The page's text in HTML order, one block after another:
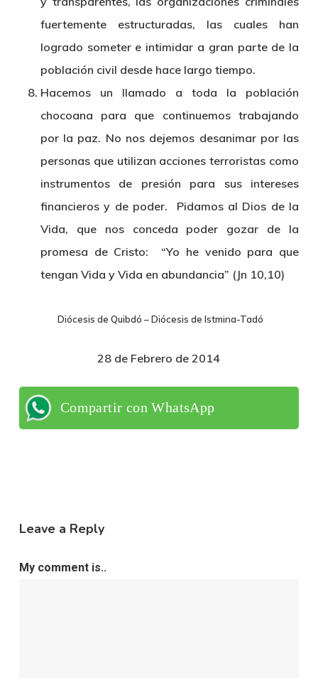
fuertemente estructuradas, las cuales han
logrado someter e intimidar a gran parte de la
población civil desde hace largo tiempo.
Hacemos un llamado a toda la población
chocoana para que continuemos trabajando
por la paz. No nos dejemos desanimar por las
personas que utilizan acciones terroristas como
instrumentos de presión para sus intereses
financieros y de poder. Pidamos al Dios de la
Vida, que nos conceda poder gozar de la
promesa de Cristo: “Yo he venido para que
tengan Vida y Vida en abundancia” (Jn 10,10)
Diócesis de Quibdó – Diócesis de Istmina-Tadó
28 de Febrero de 2014
Compartir con WhatsApp
Leave a Reply
My comment is..